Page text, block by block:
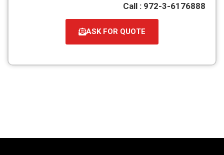
Call : 972-3-6176888
ASK FOR QUOTE